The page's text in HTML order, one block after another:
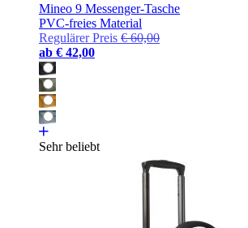
Mineo 9 Messenger-Tasche
PVC-freies Material
Regulärer Preis € 60,00
ab € 42,00
Sehr beliebt